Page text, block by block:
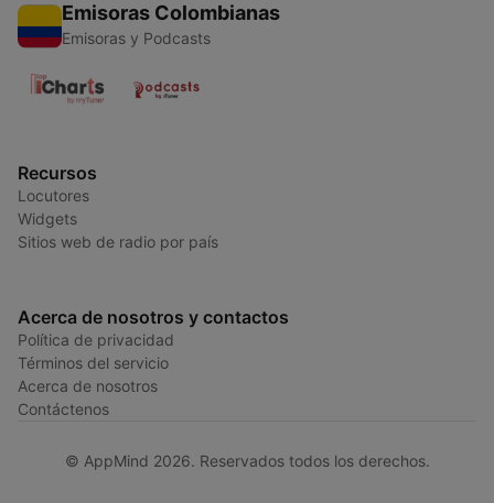
Emisoras Colombianas
Emisoras y Podcasts
Recursos
Locutores
Widgets
Sitios web de radio por país
Acerca de nosotros y contactos
Política de privacidad
Términos del servicio
Acerca de nosotros
Contáctenos
© AppMind 2026. Reservados todos los derechos.